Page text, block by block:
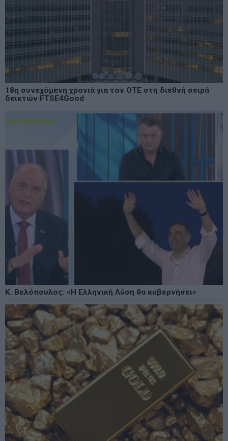
18η συνεχόμενη χρονιά για τον ΟΤΕ στη διεθνή σειρά
δεικτών FTSE4Good
Κ. Βελόπουλος: «Η Ελληνική Λύση θα κυβερνήσει»